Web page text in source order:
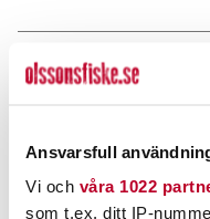
Ansvarsfull
Vi och våra 1022
som t.ex. ditt IP-